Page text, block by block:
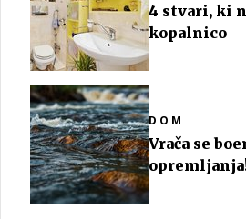
4 stvari, ki
kopalnico
DOM
Vrača se